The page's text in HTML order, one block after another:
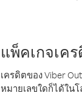
แพ็คเกจเค
เครดิตของ Viber
หมายเลขใดก็ได้ใน